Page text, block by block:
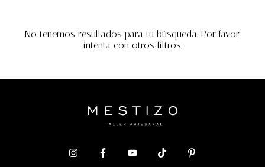
No tenemos resultados para tu búsqueda. Por favor,
intenta con otros filtros.